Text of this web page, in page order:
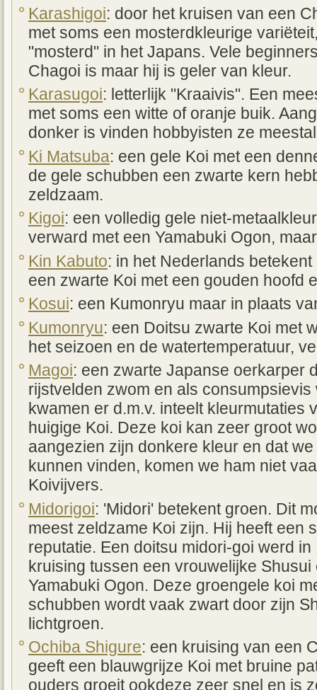
Karashigoi: door het kruisen van een
met soms een mosterdkleurige
"mosterd" in het Japans. Vele
Chagoi is maar hij is geler van kleur.
Karasugoi: letterlijk "Kraaivis". Een
met soms een witte of oranje buik.
donker is vinden hobbyisten ze
Ki Matsuba: een gele Koi met een
de gele schubben een zwarte kern
zeldzaam.
Kigoi: een volledig gele niet-
verward met een Yamabuki Ogon,
Kin Kabuto: in het Nederlands
een zwarte Koi met een gouden hoofd
Kosui: een Kumonryu maar in plaats
Kumonryu: een Doitsu zwarte Koi met
het seizoen en de watertemperatuur,
Magoi: een zwarte Japanse oerkarper
rijstvelden zwom en als
kwamen er d.m.v. inteelt kleurmutaties
huigige Koi. Deze koi kan zeer groot
aangezien zijn donkere kleur en dat
kunnen vinden, komen we ham niet
Koivijvers.
Midorigoi: 'Midori' betekent groen. Dit
meest zeldzame Koi zijn. Hij heeft een
reputatie. Een doitsu midori-goi werd
kruising tussen een vrouwelijke
Yamabuki Ogon. Deze groengele koi
schubben wordt vaak zwart door zijn
lichtgroen.
Ochiba Shigure: een kruising van een
geeft een blauwgrijze Koi met bruine
ouders groeit ookdeze zeer snel en is